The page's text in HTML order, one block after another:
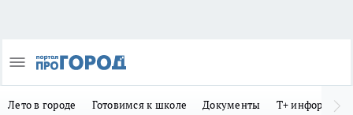
Лето в городе Готовимся к школе Документы Т+